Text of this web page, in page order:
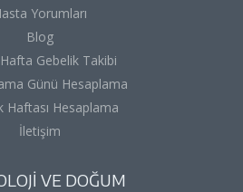
Yorumları
Blog
Gebelik Takibi
Günü Hesaplama
Haftası Hesaplama
İletişim
VE DOĞUM